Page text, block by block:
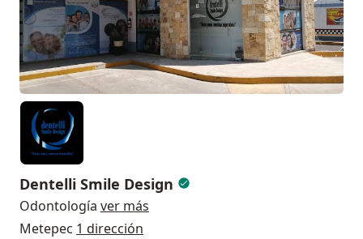
Dentelli Smile Design
Odontología ver más
Metepec 1 dirección